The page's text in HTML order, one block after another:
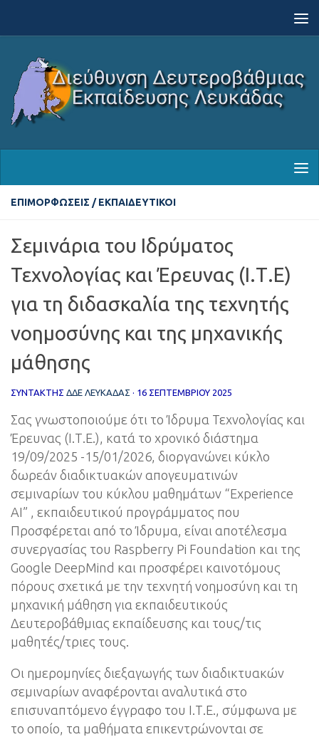
ΕΠΙΜΟΡΦΏΣΕΙΣ / ΕΚΠΑΙΔΕΥΤΙΚΟΊ
Σεμινάρια του Ιδρύματος
Τεχνολογίας και Έρευνας (Ι.Τ.Ε)
για τη διδασκαλία της τεχνητής
νοημοσύνης και της μηχανικής
μάθησης
ΣΥΝΤΆΚΤΗΣ ΔΔΕ ΛΕΥΚΑΔΑΣ · 16 ΣΕΠΤΕΜΒΡΊΟΥ 2025
Σας γνωστοποιούμε ότι το Ίδρυμα Τεχνολογίας και
Έρευνας (Ι.Τ.Ε.), κατά το χρονικό διάστημα
19/09/2025 -15/01/2026, διοργανώνει κύκλο
δωρεάν διαδικτυακών απογευματινών
σεμιναρίων του κύκλου μαθημάτων “Experience
AI” , εκπαιδευτικού προγράμματος που
Προσφέρεται από το Ίδρυμα, είναι αποτέλεσμα
συνεργασίας του Raspberry Pi Foundation και της
Google DeepMind και προσφέρει καινοτόμους
πόρους σχετικά με την τεχνητή νοημοσύνη και τη
μηχανική μάθηση για εκπαιδευτικούς
Δευτεροβάθμιας εκπαίδευσης και τους/τις
μαθητές/τριες τους.
Οι ημερομηνίες διεξαγωγής των διαδικτυακών
σεμιναρίων αναφέρονται αναλυτικά στο
επισυναπτόμενο έγγραφο του Ι.Τ.Ε., σύμφωνα με
το οποίο, τα μαθήματα επικεντρώνονται σε